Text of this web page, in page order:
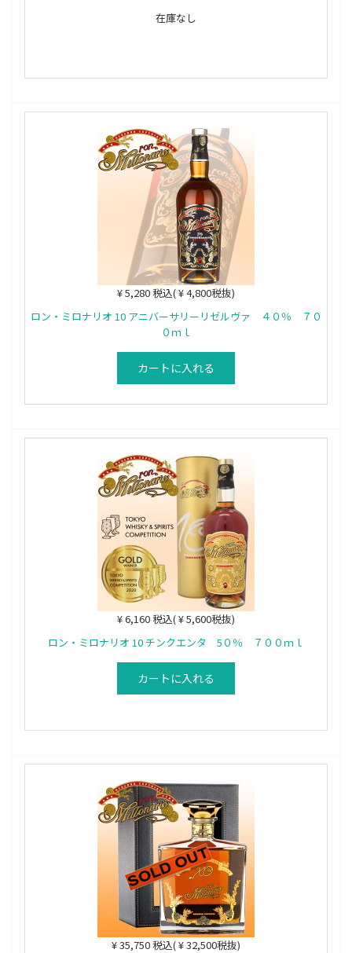
在庫なし
¥ 5,280 税込( ¥ 4,800税抜)
ロン・ミロナリオ 10 アニバーサリーリゼルヴァ ４０％ ７０
０ｍｌ
カートに入れる
¥ 6,160 税込( ¥ 5,600税抜)
ロン・ミロナリオ 10 チンクエンタ 5０％ ７００ｍｌ
カートに入れる
¥ 35,750 税込( ¥ 32,500税抜)